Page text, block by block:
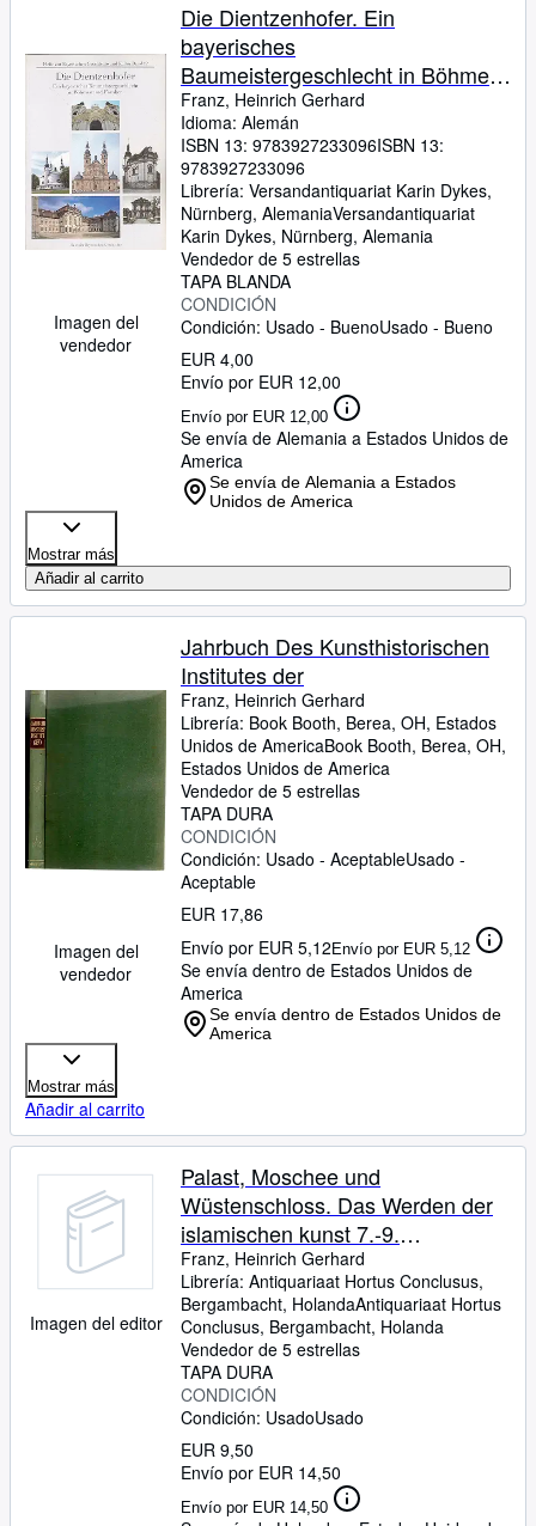
Imagen del
vendedor
Die Dientzenhofer. Ein
bayerisches
Baumeistergeschlecht in Böhmen
und Franken
Franz, Heinrich Gerhard
Idioma: Alemán
ISBN 13: 9783927233096ISBN 13:
9783927233096
Librería: Versandantiquariat Karin Dykes,
Nürnberg, AlemaniaVersandantiquariat
Karin Dykes, Nürnberg, Alemania
Vendedor de 5 estrellas
TAPA BLANDA
CONDICIÓN
Condición: Usado - BuenoUsado - Bueno
EUR 4,00
Envío por EUR 12,00
Envío por EUR 12,00
Se envía de Alemania a Estados Unidos de
America
Se envía de Alemania a Estados
Unidos de America
Mostrar más
Añadir al carrito
Imagen del
vendedor
Jahrbuch Des Kunsthistorischen
Institutes der
Franz, Heinrich Gerhard
Librería: Book Booth, Berea, OH, Estados
Unidos de AmericaBook Booth, Berea, OH,
Estados Unidos de America
Vendedor de 5 estrellas
TAPA DURA
CONDICIÓN
Condición: Usado - AceptableUsado -
Aceptable
EUR 17,86
Envío por EUR 5,12Envío por EUR 5,12
Se envía dentro de Estados Unidos de
America
Se envía dentro de Estados Unidos de
America
Mostrar más
Añadir al carrito
Imagen del editor
Palast, Moschee und
Wüstenschloss. Das Werden der
islamischen kunst 7.-9.
Jahrhundert.
Franz, Heinrich Gerhard
Librería: Antiquariaat Hortus Conclusus,
Bergambacht, HolandaAntiquariaat Hortus
Conclusus, Bergambacht, Holanda
Vendedor de 5 estrellas
TAPA DURA
CONDICIÓN
Condición: UsadoUsado
EUR 9,50
Envío por EUR 14,50
Envío por EUR 14,50